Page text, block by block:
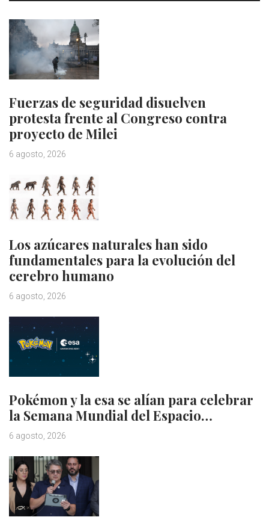
Fuerzas de seguridad disuelven
protesta frente al Congreso contra
proyecto de Milei
6 agosto, 2026
Los azúcares naturales han sido
fundamentales para la evolución del
cerebro humano
6 agosto, 2026
Pokémon y la esa se alían para celebrar
la Semana Mundial del Espacio…
6 agosto, 2026